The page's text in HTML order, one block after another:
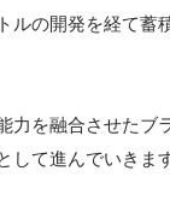
の開発を経て蓄
を融合させたブ